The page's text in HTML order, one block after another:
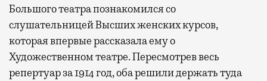
Большого театра познакомился со
слушательницей Высших женских курсов,
которая впервые рассказала ему о
Художественном театре. Пересмотрев весь
репертуар за 1914 год, оба решили держать туда